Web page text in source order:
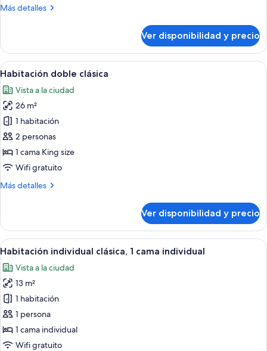
Queen
Más detalles
Más
estándar,
cama
size
Ver disponibilidad y precio
Ver
todas
las
fotos
de
Habitación
doble
clásica
Habitación de hotel con una cama
4
Habitación doble clásica
Vista a la ciudad
26 m²
1 habitación
2 personas
1 cama King size
Wifi gratuito
Más detalles
Más
doble
clásica
Ver disponibilidad y precio
Ver
todas
las
fotos
de
Habitación
individual
clásica,
Una habitación de hotel con una
3
Habitación individual clásica, 1 cama individual
Vista a la ciudad
13 m²
1 habitación
1 persona
1 cama individual
Wifi gratuito